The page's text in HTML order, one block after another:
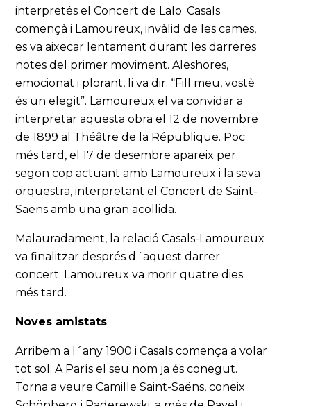
interpretés el Concert de Lalo. Casals
començà i Lamoureux, invàlid de les cames,
es va aixecar lentament durant les darreres
notes del primer moviment. Aleshores,
emocionat i plorant, li va dir: “Fill meu, vostè
és un elegit”. Lamoureux el va convidar a
interpretar aquesta obra el 12 de novembre
de 1899 al Théâtre de la République. Poc
més tard, el 17 de desembre apareix per
segon cop actuant amb Lamoureux i la seva
orquestra, interpretant el Concert de Saint-
Säens amb una gran acollida.
Malauradament, la relació Casals-Lamoureux
va finalitzar després d´aquest darrer
concert: Lamoureux va morir quatre dies
més tard.
Noves amistats
Arribem a l´any 1900 i Casals comença a volar
tot sol. A París el seu nom ja és conegut.
Torna a veure Camille Saint-Saëns, coneix